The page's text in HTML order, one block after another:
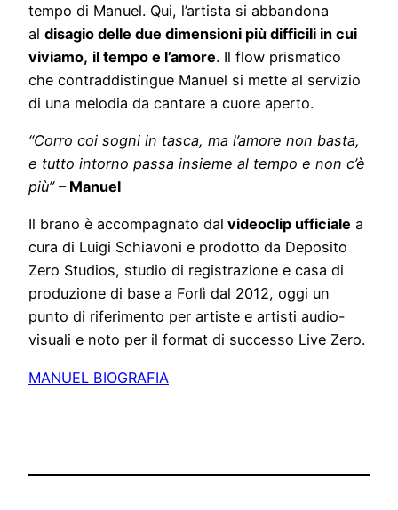
tempo di Manuel. Qui, l’artista si abbandona
al disagio delle due dimensioni più difficili in cui
viviamo, il tempo e l’amore. Il flow prismatico
che contraddistingue Manuel si mette al servizio
di una melodia da cantare a cuore aperto.
“Corro coi sogni in tasca, ma l’amore non basta,
e tutto intorno passa insieme al tempo e non c’è
più” – Manuel
Il brano è accompagnato dal videoclip ufficiale a
cura di Luigi Schiavoni e prodotto da Deposito
Zero Studios, studio di registrazione e casa di
produzione di base a Forlì dal 2012, oggi un
punto di riferimento per artiste e artisti audio-
visuali e noto per il format di successo Live Zero.
MANUEL BIOGRAFIA